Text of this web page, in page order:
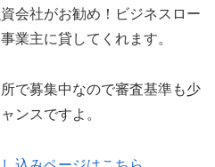
会社がお勧め！ビジネスロー
業主に貸してくれます。
で募集中なので審査基準も少
ンスですよ。